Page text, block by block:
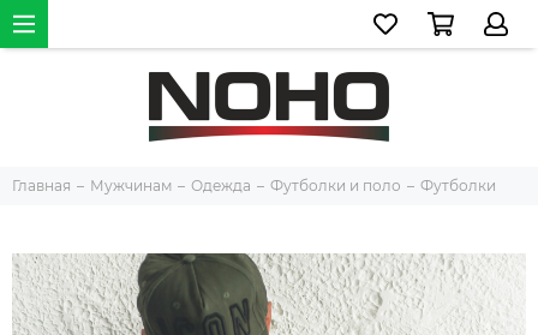
Главная Мужчинам Одежда Футболки и поло Футболки